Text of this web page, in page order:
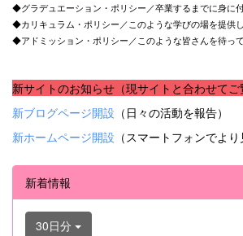
◆グラデュエーション・ポリシー／卒業するまでに身に
◆カリキュラム・ポリシー／このような学びの場を提供
◆アドミッション・ポリシー／このような皆さんを待っ
新サイトのお知らせ（現サイトと合わせてご
新ブログページ開設 （日々の活動を報告）
新ホームページ開設 （スマートフォンでよ
新着情報
30日分